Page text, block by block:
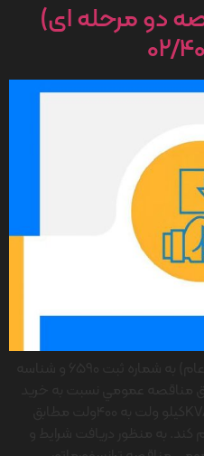
دو مرحله ای)